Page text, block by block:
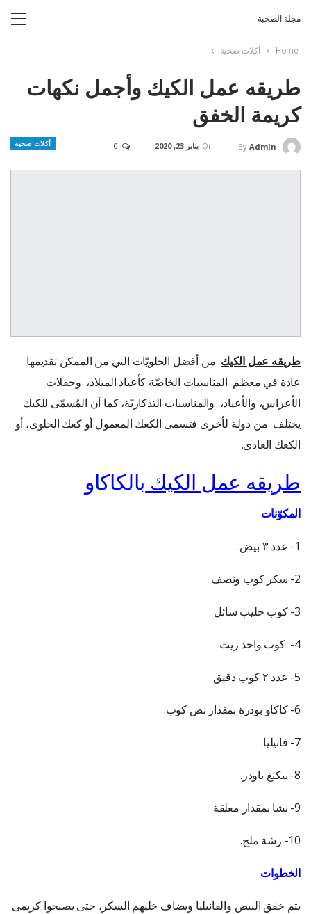
مجلة الصحبة
Home أكلات صحية
طريقه عمل الكيك وأجمل نكهات
كريمة الخفق
أكلات صحية By Admin
On يناير 23, 2020
طريقه عمل الكيك من أفضل الحلويّات التي من الممكن تقديمها
عادة في معظم المناسبات الخاصّة كأعياد الميلاد، وحفلات
الأعراس، والأعياد، والمناسبات التذكاريّة، كما أن المُسمّى للكيك
يختلف من دولة لأخرى فتسمى الكعك المعمول أو كعك الحلوى، أو
الكعك العادي.
طريقه عمل الكيك بالكاكاو
المكوّنات
1- عدد ٣ بيض.
2- سكر كوب ونصف.
3- كوب حليب سائل
4- كوب واحد زيت
5- عدد ٢ كوب دقيق
6- كاكاو بودرة بمقدار نص كوب.
7- فانيليا.
8- بيكنغ باودر.
9- نشا بمقدار معلقة
10- رشة ملح.
الخطوات
يتم خفق البيض والفانيليا ويضاف خليهم السكر، حتى يصبحوا كريمى